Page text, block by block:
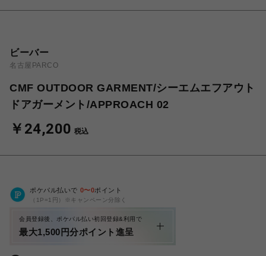
ビーバー
名古屋PARCO
CMF OUTDOOR GARMENT/シーエムエフアウト
ドアガーメント/APPROACH 02
￥24,200 税込
ポケパル払いで 0〜0ポイント
（1P=1円）※キャンペーン分除く
会員登録後、ポケパル払い初回登録&利用で
最大1,500円分ポイント進呈